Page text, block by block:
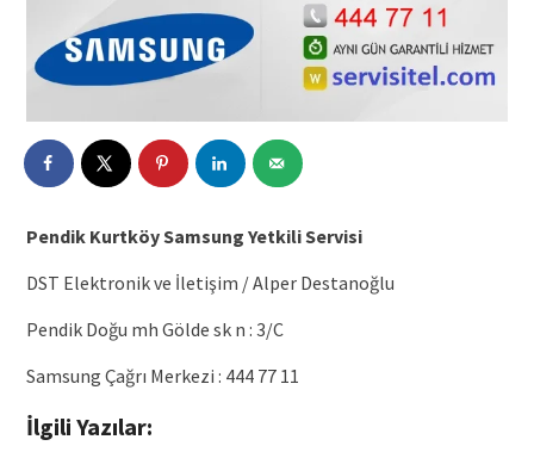
Pendik Kurtköy Samsung Yetkili Servisi
DST Elektronik ve İletişim / Alper Destanoğlu
Pendik Doğu mh Gölde sk n : 3/C
Samsung Çağrı Merkezi : 444 77 11
İlgili Yazılar: